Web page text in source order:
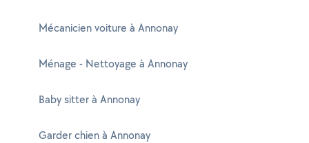
Mécanicien voiture à Annonay
Ménage - Nettoyage à Annonay
Baby sitter à Annonay
Garder chien à Annonay